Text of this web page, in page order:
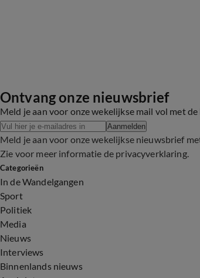
Ontvang onze nieuwsbrief
Meld je aan voor onze wekelijkse mail vol met
Aanmelden
Meld je aan voor onze wekelijkse nieuwsbrief
Zie voor meer informatie de privacyverklaring.
Categorieën
In de Wandelgangen
Sport
Politiek
Media
Nieuws
Interviews
Binnenlands nieuws